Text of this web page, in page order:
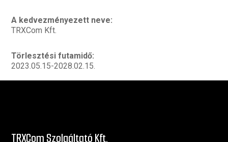
A kedvezményezett neve:
TRXCom Kft.
Törlesztési futamidő:
2023.05.15-2028.02.15.
TRXCom Szolgáltató Kft.